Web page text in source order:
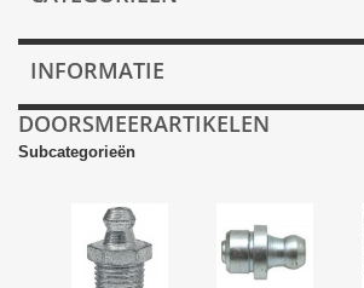
INFORMATIE
DOORSMEERARTIKELEN
Subcategorieën